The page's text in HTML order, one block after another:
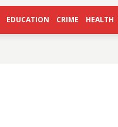
EDUCATION CRIME HEALTH